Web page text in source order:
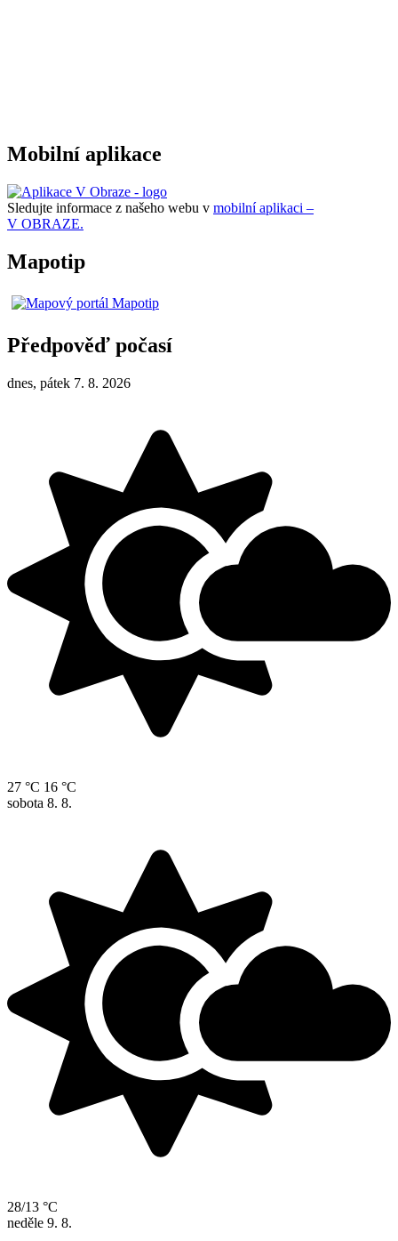
Mobilní aplikace
Sledujte informace z našeho webu v mobilní aplikaci –
V OBRAZE.
Mapotip
Předpověď počasí
dnes, pátek 7. 8. 2026
27 °C 16 °C
sobota 8. 8.
28/13 °C
neděle 9. 8.